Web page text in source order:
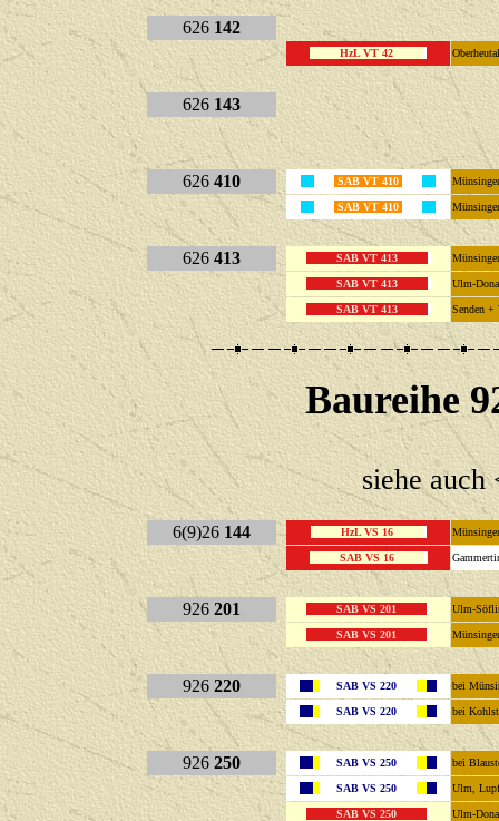
626 142
HzL VT 42
626 143
626 410 SAB VT 410
SAB VT 410
626 413 SAB VT 413
SAB VT 413 Ulm-
SAB VT 413 Senden
Baureihe
siehe auch
6(9)26 144 HzL VS 16
SAB VS 16
926 201 SAB VS 201 Ulm-
SAB VS 201
926 220 SAB VS 220 bei
SAB VS 220 bei
926 250 SAB VS 250 bei
SAB VS 250 Ulm,
SAB VS 250 Ulm-